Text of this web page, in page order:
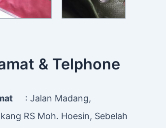
& Telphone
: Jalan Madang,
RS Moh. Hoesin, Sebelah